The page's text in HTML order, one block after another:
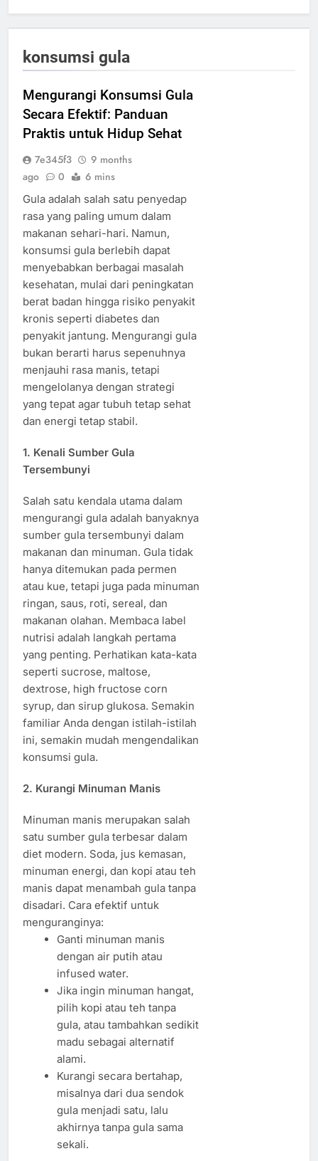
konsumsi gula
Mengurangi Konsumsi Gula
Secara Efektif: Panduan
Praktis untuk Hidup Sehat
7e345f3
9 months
ago
0 6 mins
Gula adalah salah satu penyedap
rasa yang paling umum dalam
makanan sehari-hari. Namun,
konsumsi gula berlebih dapat
menyebabkan berbagai masalah
kesehatan, mulai dari peningkatan
berat badan hingga risiko penyakit
kronis seperti diabetes dan
penyakit jantung. Mengurangi gula
bukan berarti harus sepenuhnya
menjauhi rasa manis, tetapi
mengelolanya dengan strategi
yang tepat agar tubuh tetap sehat
dan energi tetap stabil.
1. Kenali Sumber Gula
Tersembunyi
Salah satu kendala utama dalam
mengurangi gula adalah banyaknya
sumber gula tersembunyi dalam
makanan dan minuman. Gula tidak
hanya ditemukan pada permen
atau kue, tetapi juga pada minuman
ringan, saus, roti, sereal, dan
makanan olahan. Membaca label
nutrisi adalah langkah pertama
yang penting. Perhatikan kata-kata
seperti sucrose, maltose,
dextrose, high fructose corn
syrup, dan sirup glukosa. Semakin
familiar Anda dengan istilah-istilah
ini, semakin mudah mengendalikan
konsumsi gula.
2. Kurangi Minuman Manis
Minuman manis merupakan salah
satu sumber gula terbesar dalam
diet modern. Soda, jus kemasan,
minuman energi, dan kopi atau teh
manis dapat menambah gula tanpa
disadari. Cara efektif untuk
menguranginya:
Ganti minuman manis
dengan air putih atau
infused water.
Jika ingin minuman hangat,
pilih kopi atau teh tanpa
gula, atau tambahkan sedikit
madu sebagai alternatif
alami.
Kurangi secara bertahap,
misalnya dari dua sendok
gula menjadi satu, lalu
akhirnya tanpa gula sama
sekali.